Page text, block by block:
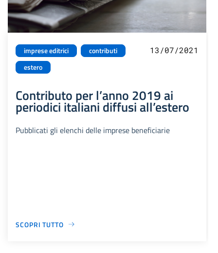
imprese editrici
contributi
estero
13/07/2021
Contributo per l’anno 2019 ai
periodici italiani diffusi all’estero
Pubblicati gli elenchi delle imprese beneficiarie
SCOPRI TUTTO